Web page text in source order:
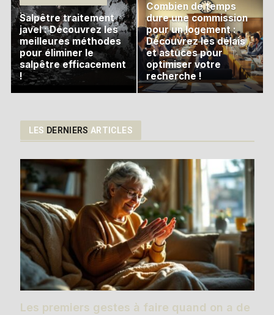
Salpêtre traitement
javel : Découvrez les
meilleures méthodes
pour éliminer le
salpêtre efficacement
!
Combien de temps
dure une commission
pour un logement :
Découvrez les délais
et astuces pour
optimiser votre
recherche !
LES DERNIERS ARTICLES
Les premiers gestes à faire quand on a de